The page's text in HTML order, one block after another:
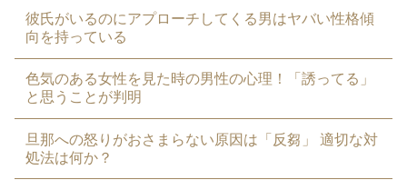
彼氏がいるのにアプローチしてくる男はヤバい性格傾
向を持っている
色気のある女性を見た時の男性の心理！「誘ってる」
と思うことが判明
旦那への怒りがおさまらない原因は「反芻」 適切な対
処法は何か？